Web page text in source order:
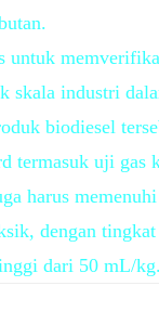
untuk
skala industri
biodiesel
termasuk uji gas
harus
dengan
dari 50 mL/kg.